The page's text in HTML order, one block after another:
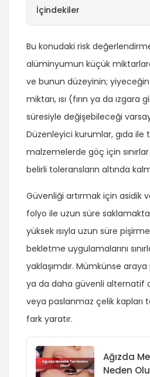
İçindekiler
Bu konudaki risk
alüminyumun küçük
ve bunun düzeyinin; yiyeceğin
miktarı, ısı (fırın ya da ızgara
süresiyle değişebileceği
Düzenleyici kurumlar, gıda ile
malzemelerde göç için
belirli toleransların altında
Güvenliği artırmak için asidik
folyo ile uzun süre
yüksek ısıyla uzun süre
bekletme uygulamalarını
yaklaşımdır. Mümkünse
ya da daha güvenli alternatif
veya paslanmaz çelik
fark yaratır.
Ağızda
Neden